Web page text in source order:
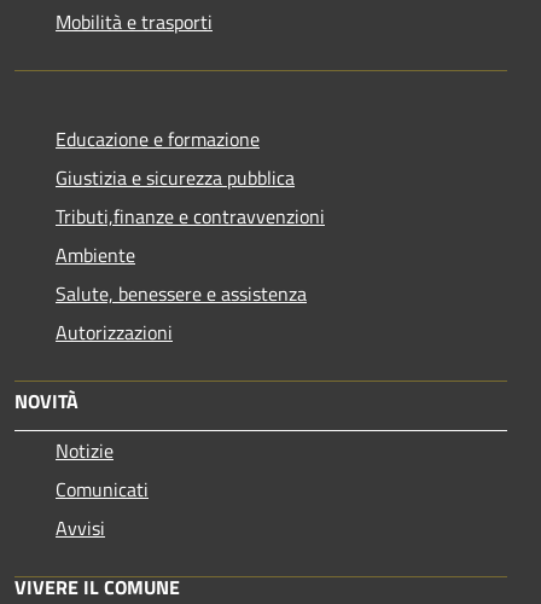
Mobilità e trasporti
Educazione e formazione
Giustizia e sicurezza pubblica
Tributi,finanze e contravvenzioni
Ambiente
Salute, benessere e assistenza
Autorizzazioni
NOVITÀ
Notizie
Comunicati
Avvisi
VIVERE IL COMUNE